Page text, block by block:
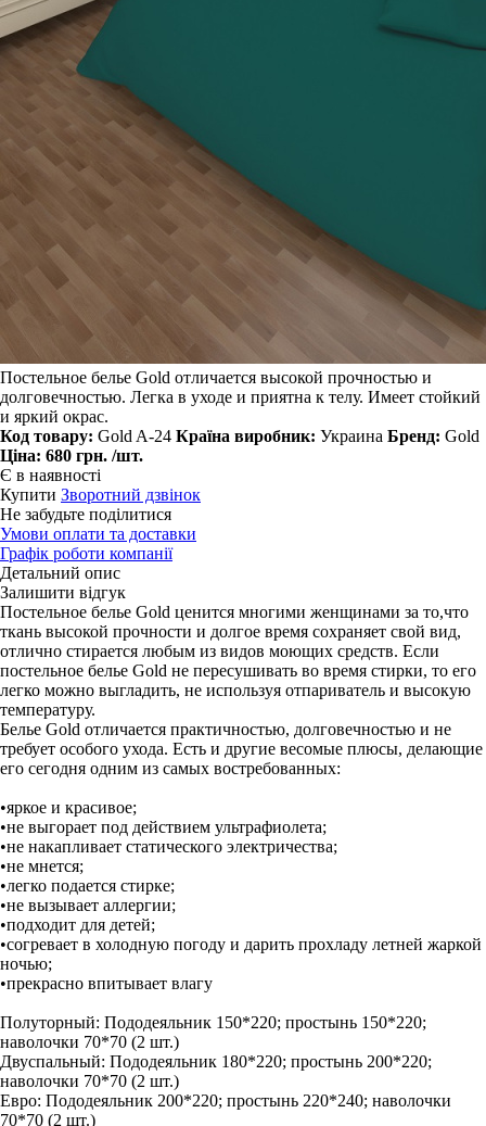
Постельное белье Gold отличается высокой прочностью и
долговечностью. Легка в уходе и приятна к телу. Имеет стойкий
и яркий окрас.
Код товару: Gold A-24 Країна виробник: Украина Бренд: Gold
Ціна: 680 грн. /шт.
Є в наявності
Купити Зворотний дзвінок
Не забудьте поділитися
Умови оплати та доставки
Графік роботи компанії
Детальний опис
Залишити відгук
Постельное белье Gold ценится многими женщинами за то,что
ткань высокой прочности и долгое время сохраняет свой вид,
отлично стирается любым из видов моющих средств. Если
постельное белье Gold не пересушивать во время стирки, то его
легко можно выгладить, не используя отпариватель и высокую
температуру.
Белье Gold отличается практичностью, долговечностью и не
требует особого ухода. Есть и другие весомые плюсы, делающие
его сегодня одним из самых востребованных:
•яркое и красивое;
•не выгорает под действием ультрафиолета;
•не накапливает статического электричества;
•не мнется;
•легко подается стирке;
•не вызывает аллергии;
•подходит для детей;
•согревает в холодную погоду и дарить прохладу летней жаркой
ночью;
•прекрасно впитывает влагу
Полуторный: Пододеяльник 150*220; простынь 150*220;
наволочки 70*70 (2 шт.)
Двуспальный: Пододеяльник 180*220; простынь 200*220;
наволочки 70*70 (2 шт.)
Евро: Пододеяльник 200*220; простынь 220*240; наволочки
70*70 (2 шт.)